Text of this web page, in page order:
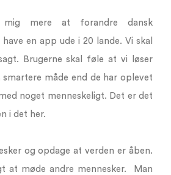
mig mere at forandre dansk
en app ude i 20 lande. Vi skal
Brugerne skal føle at vi løser
måde end de har oplevet
noget menneskeligt. Det er det
i det her.
og opdage at verden er åben.
at møde andre mennesker. Man